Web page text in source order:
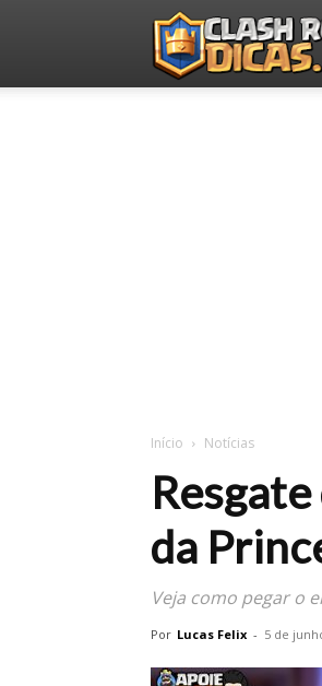
Início Notícias
da
Veja como pegar o
Por Lucas Felix - 5 de